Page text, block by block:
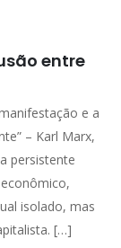
entre
e a
– Karl Marx,
persistente
isolado, mas
[…]